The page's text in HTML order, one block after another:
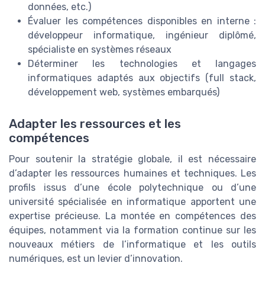
données, etc.)
Évaluer les compétences disponibles en interne :
développeur informatique, ingénieur diplômé,
spécialiste en systèmes réseaux
Déterminer les technologies et langages
informatiques adaptés aux objectifs (full stack,
développement web, systèmes embarqués)
Adapter les ressources et les
compétences
Pour soutenir la stratégie globale, il est nécessaire
d’adapter les ressources humaines et techniques. Les
profils issus d’une école polytechnique ou d’une
université spécialisée en informatique apportent une
expertise précieuse. La montée en compétences des
équipes, notamment via la formation continue sur les
nouveaux métiers de l’informatique et les outils
numériques, est un levier d’innovation.